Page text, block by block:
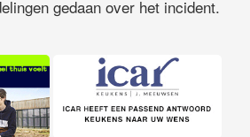
gedaan over het incident.